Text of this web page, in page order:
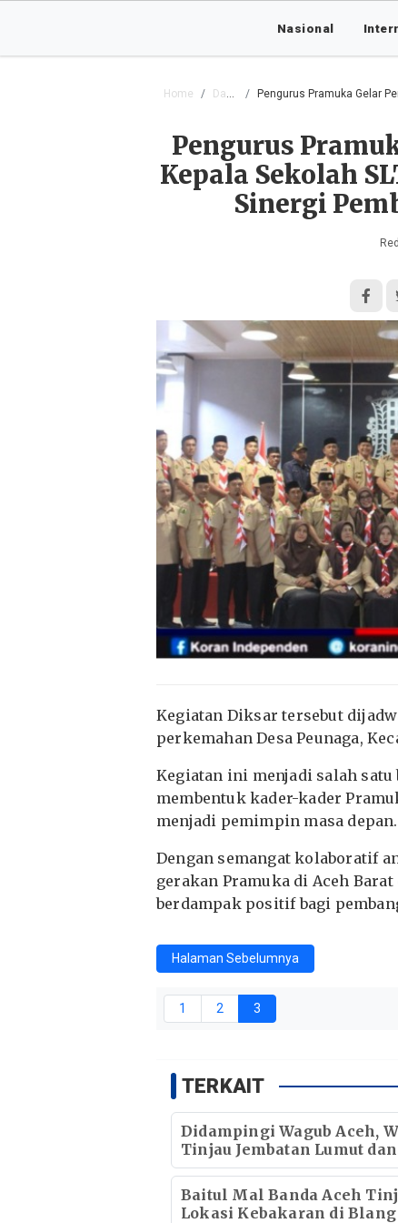
Nasional
Home Daerah Pengurus Pramuka Gelar
Pengurus
Kepala Sekolah
Sinergi
Kegiatan Diksar tersebut
perkemahan Desa Peunaga,
Kegiatan ini menjadi salah
membentuk kader-kader
menjadi pemimpin masa depan.
Dengan semangat kolaboratif
gerakan Pramuka di Aceh
berdampak positif bagi
Halaman Sebelumnya
1 2 3
TERKAIT
Didampingi Wagub Aceh,
Tinjau Jembatan Lumut dan
Jembatan Kendawi
Baitul Mal Banda Aceh
Lokasi Kebakaran di Blang